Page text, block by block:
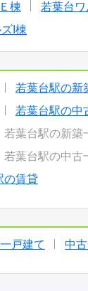
棟
若葉台
I棟
若葉台駅の新
若葉台駅の中
若葉台駅の新築
若葉台駅の中古
の賃貸
戸建て 中